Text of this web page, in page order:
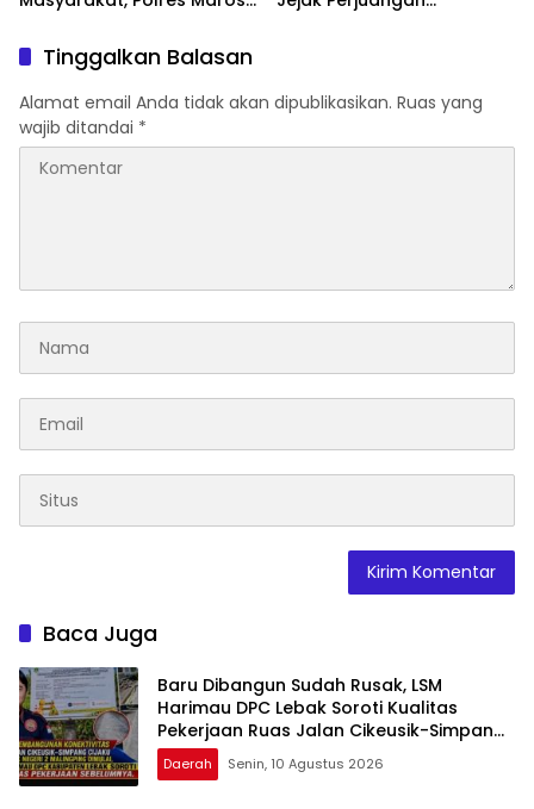
Kondusif
Warisan yang Tak Ternilai”.
Tinggalkan Balasan
Alamat email Anda tidak akan dipublikasikan. Ruas yang
wajib ditandai *
Baca Juga
Baru Dibangun Sudah Rusak, LSM
Harimau DPC Lebak Soroti Kualitas
Pekerjaan Ruas Jalan Cikeusik-Simpang
Cijaku
Daerah Senin, 10 Agustus 2026